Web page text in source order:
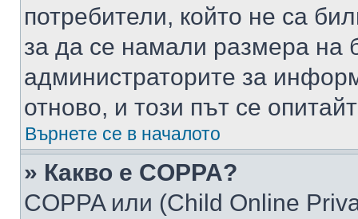
потребители, който не са
за да се намали размера на
администраторите за
отново, и този път се
Върнете се в началото
» Какво е COPPA?
COPPA или (Child Online